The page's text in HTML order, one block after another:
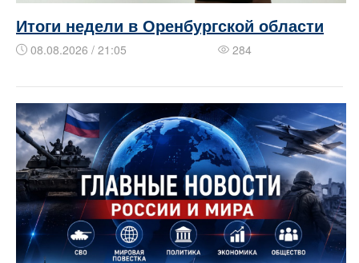
Итоги недели в Оренбургской области
08.08.2026 / 21:05 284